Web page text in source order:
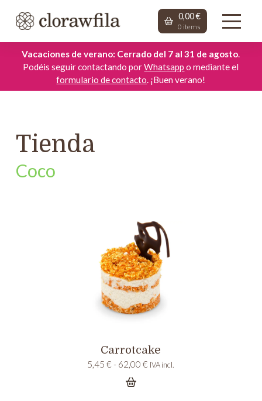
0,00€
0 items
Vacaciones de verano: Cerrado del 7 al 31 de agosto
Podéis seguir contactando porWhatsapp o mediante el
formulario de contacto . ¡Buen verano!
Tienda
Coco
Carrotcake
5,45€- 62,00€ Rango
IVA incl.